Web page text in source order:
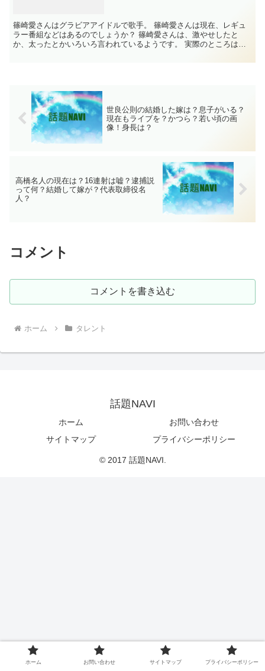
篠崎愛さんはグラビアアイドルで歌手。 篠崎愛さんは現在、レギュ
ラー番組などはあるのでしょうか？ 篠崎愛さんは、激やせしたと
か、太ったとかいろいろ言われているようです。 実際のところはど
世良公則の結婚した嫁は？息子がいる？
現在もライブを？かつら？若い頃の画
像！身長は？
高橋名人の現在は？16連射は嘘？逮捕説
って何？結婚して嫁が？代表取締役名
人？
コメント
コメントを書き込む
ホーム タレント
話題NAVI
ホーム
お問い合わせ
サイトマップ
プライバシーポリシー
© 2017 話題NAVI.
ホーム お問い合わせ サイトマップ プライバシーポリシー